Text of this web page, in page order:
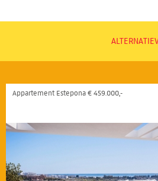
Appartement Estepona € 459.000,-